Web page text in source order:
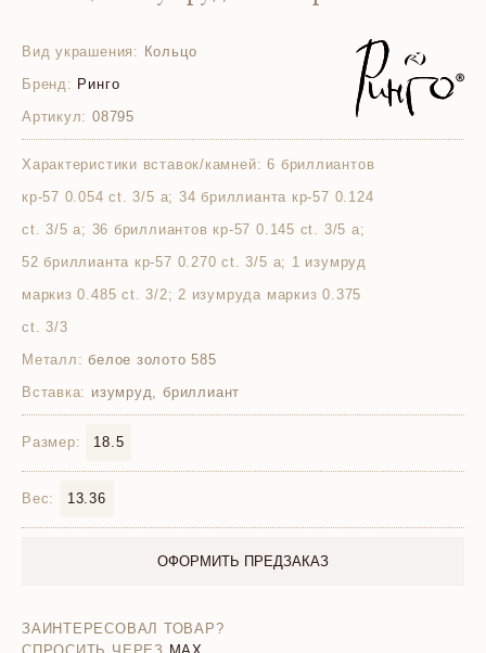
Вид украшения: Кольцо
Бренд: Ринго
Артикул: 08795
Характеристики вставок/камней: 6 бриллиантов
кр-57 0.054 ct. 3/5 а; 34 бриллианта кр-57 0.124
ct. 3/5 а; 36 бриллиантов кр-57 0.145 ct. 3/5 а;
52 бриллианта кр-57 0.270 ct. 3/5 а; 1 изумруд
маркиз 0.485 ct. 3/2; 2 изумруда маркиз 0.375
ct. 3/3
Металл: белое золото 585
Вставка: изумруд, бриллиант
Размер: 18.5
Вес: 13.36
ОФОРМИТЬ ПРЕДЗАКАЗ
ЗАИНТЕРЕСОВАЛ ТОВАР?